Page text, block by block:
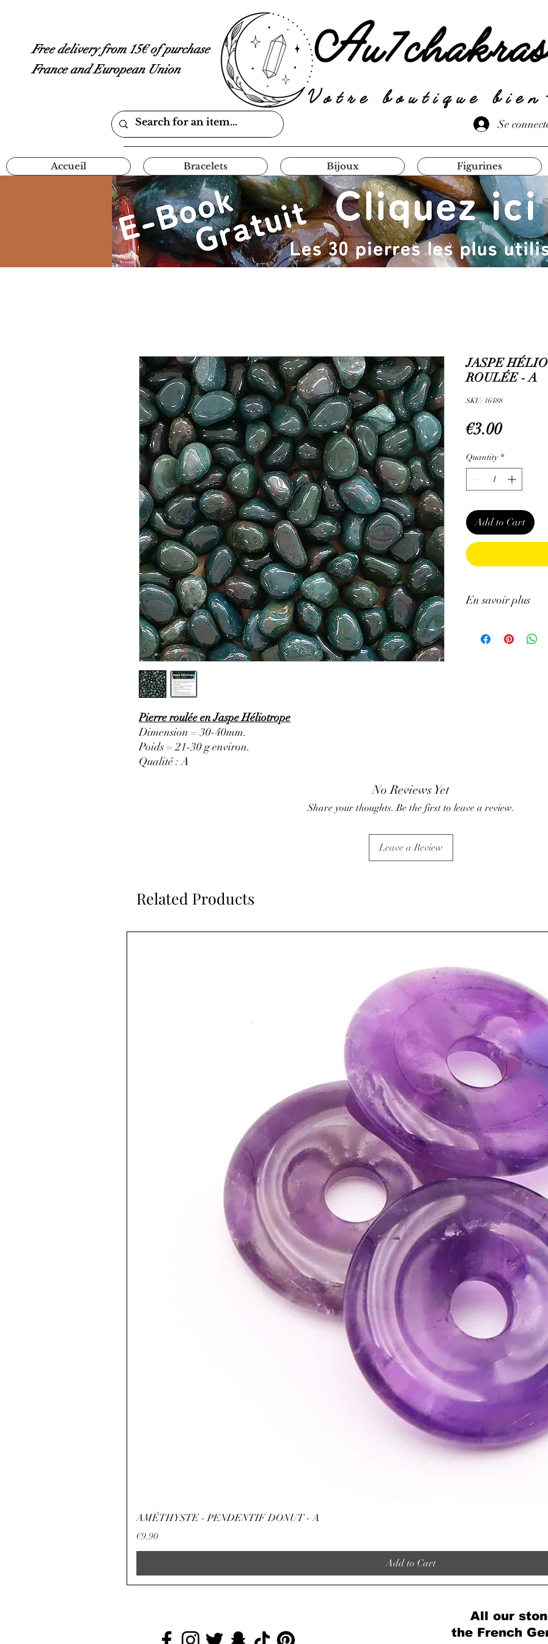
Free delivery from 15€ of purchase
France and European Union
Se
Accueil Bracelets Bijoux Figurines
Pierre roulée en Jaspe Héliotrope
Dimension = 30-40mm.
Poids = 21-30 g environ.
Qualité : A
JASPE
ROULÉE - A
SKU: 16488
€3.00Price
Quantity *
Add to Cart
En savoir plus
n'exclut en aucun
No Reviews Yet
Share your thoughts. Be the first to leave a review.
Leave a Review
Related Products
AMÉTHYSTE - PENDENTIF DONUT - A
Price
€9.90
Add to Cart
All our
the French